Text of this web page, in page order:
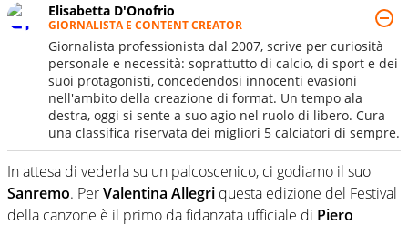
Elisabetta D'Onofrio
GIORNALISTA E CONTENT CREATOR
Giornalista professionista dal 2007, scrive per curiosità
personale e necessità: soprattutto di calcio, di sport e dei
suoi protagonisti, concedendosi innocenti evasioni
nell'ambito della creazione di format. Un tempo ala
destra, oggi si sente a suo agio nel ruolo di libero. Cura
una classifica riservata dei migliori 5 calciatori di sempre.
In attesa di vederla su un palcoscenico, ci godiamo il suo
Sanremo. PerValentina Allegri questa edizione del Festival
della canzone è il primo da fidanzata ufficiale di Piero